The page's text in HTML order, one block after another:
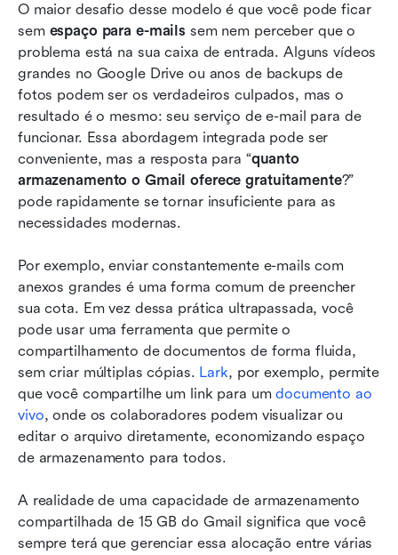
O maior desafio desse modelo é que você pode ficar
sem espaço para e-mails sem nem perceber que o
problema está na sua caixa de entrada. Alguns vídeos
grandes no Google Drive ou anos de backups de
fotos podem ser os verdadeiros culpados, mas o
resultado é o mesmo: seu serviço de e-mail para de
funcionar. Essa abordagem integrada pode ser
conveniente, mas a resposta para “quanto
armazenamento o Gmail oferece gratuitamente?”
pode rapidamente se tornar insuficiente para as
necessidades modernas.
Por exemplo, enviar constantemente e-mails com
anexos grandes é uma forma comum de preencher
sua cota. Em vez dessa prática ultrapassada, você
pode usar uma ferramenta que permite o
compartilhamento de documentos de forma fluida,
sem criar múltiplas cópias. Lark, por exemplo, permite
que você compartilhe um link para um documento ao
vivo, onde os colaboradores podem visualizar ou
editar o arquivo diretamente, economizando espaço
de armazenamento para todos.
A realidade de uma capacidade de armazenamento
compartilhada de 15 GB do Gmail significa que você
sempre terá que gerenciar essa alocação entre várias